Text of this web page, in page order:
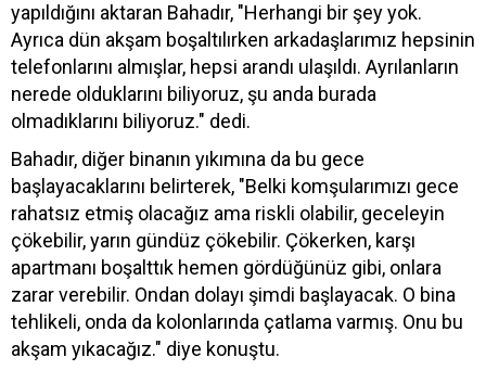
yapıldığını aktaran Bahadır, "Herhangi bir şey yok.
Ayrıca dün akşam boşaltılırken arkadaşlarımız hepsinin
telefonlarını almışlar, hepsi arandı ulaşıldı. Ayrılanların
nerede olduklarını biliyoruz, şu anda burada
olmadıklarını biliyoruz." dedi.
Bahadır, diğer binanın yıkımına da bu gece
başlayacaklarını belirterek, "Belki komşularımızı gece
rahatsız etmiş olacağız ama riskli olabilir, geceleyin
çökebilir, yarın gündüz çökebilir. Çökerken, karşı
apartmanı boşalttık hemen gördüğünüz gibi, onlara
zarar verebilir. Ondan dolayı şimdi başlayacak. O bina
tehlikeli, onda da kolonlarında çatlama varmış. Onu bu
akşam yıkacağız." diye konuştu.